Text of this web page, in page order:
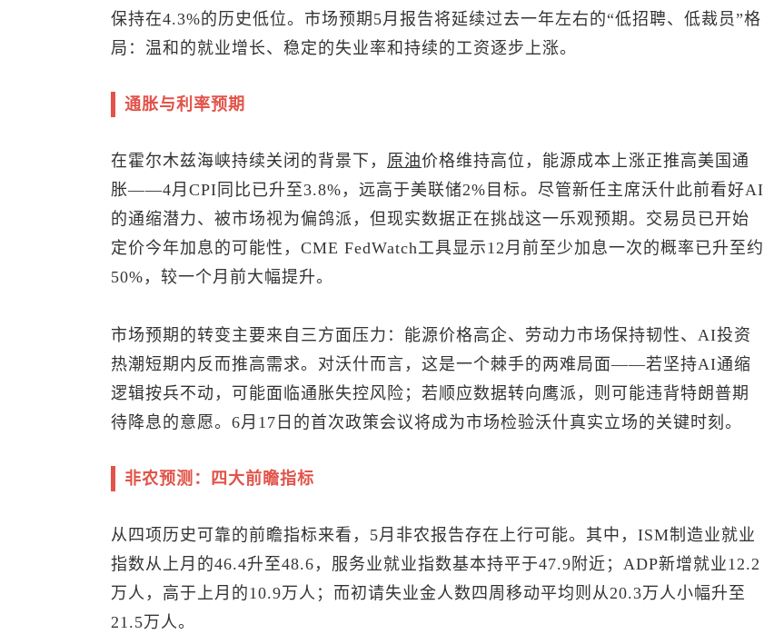
保持在4.3%的历史低位。市场预期5月报告将延续过去一年左右的“低招聘、低裁员”格
局：温和的就业增长、稳定的失业率和持续的工资逐步上涨。
通胀与利率预期
在霍尔木兹海峡持续关闭的背景下， 原油价格维持高位，能源成本上涨正推高美国通
胀——4月CPI同比已升至3.8%，远高于美联储2%目标。尽管新任主席沃什此前看好AI
的通缩潜力、被市场视为偏鸽派，但现实数据正在挑战这一乐观预期。交易员已开始
定价今年加息的可能性，CME FedWatch工具显示12月前至少加息一次的概率已升至约
50%，较一个月前大幅提升。
市场预期的转变主要来自三方面压力：能源价格高企、劳动力市场保持韧性、AI投资
热潮短期内反而推高需求。对沃什而言，这是一个棘手的两难局面——若坚持AI通缩
逻辑按兵不动，可能面临通胀失控风险；若顺应数据转向鹰派，则可能违背特朗普期
待降息的意愿。6月17日的首次政策会议将成为市场检验沃什真实立场的关键时刻。
非农预测：四大前瞻指标
从四项历史可靠的前瞻指标来看，5月非农报告存在上行可能。其中，ISM制造业就业
指数从上月的46.4升至48.6，服务业就业指数基本持平于47.9附近；ADP新增就业12.2
万人，高于上月的10.9万人；而初请失业金人数四周移动平均则从20.3万人小幅升至
21.5万人。